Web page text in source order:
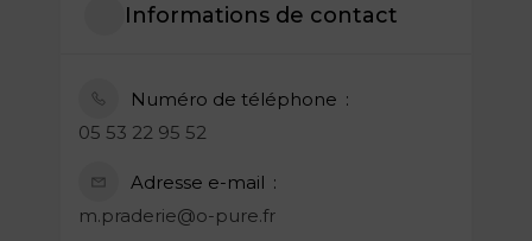
Informations de contact
Numéro de téléphone
05 53 22 95 52
Adresse e-mail
m.praderie@o-pure.fr